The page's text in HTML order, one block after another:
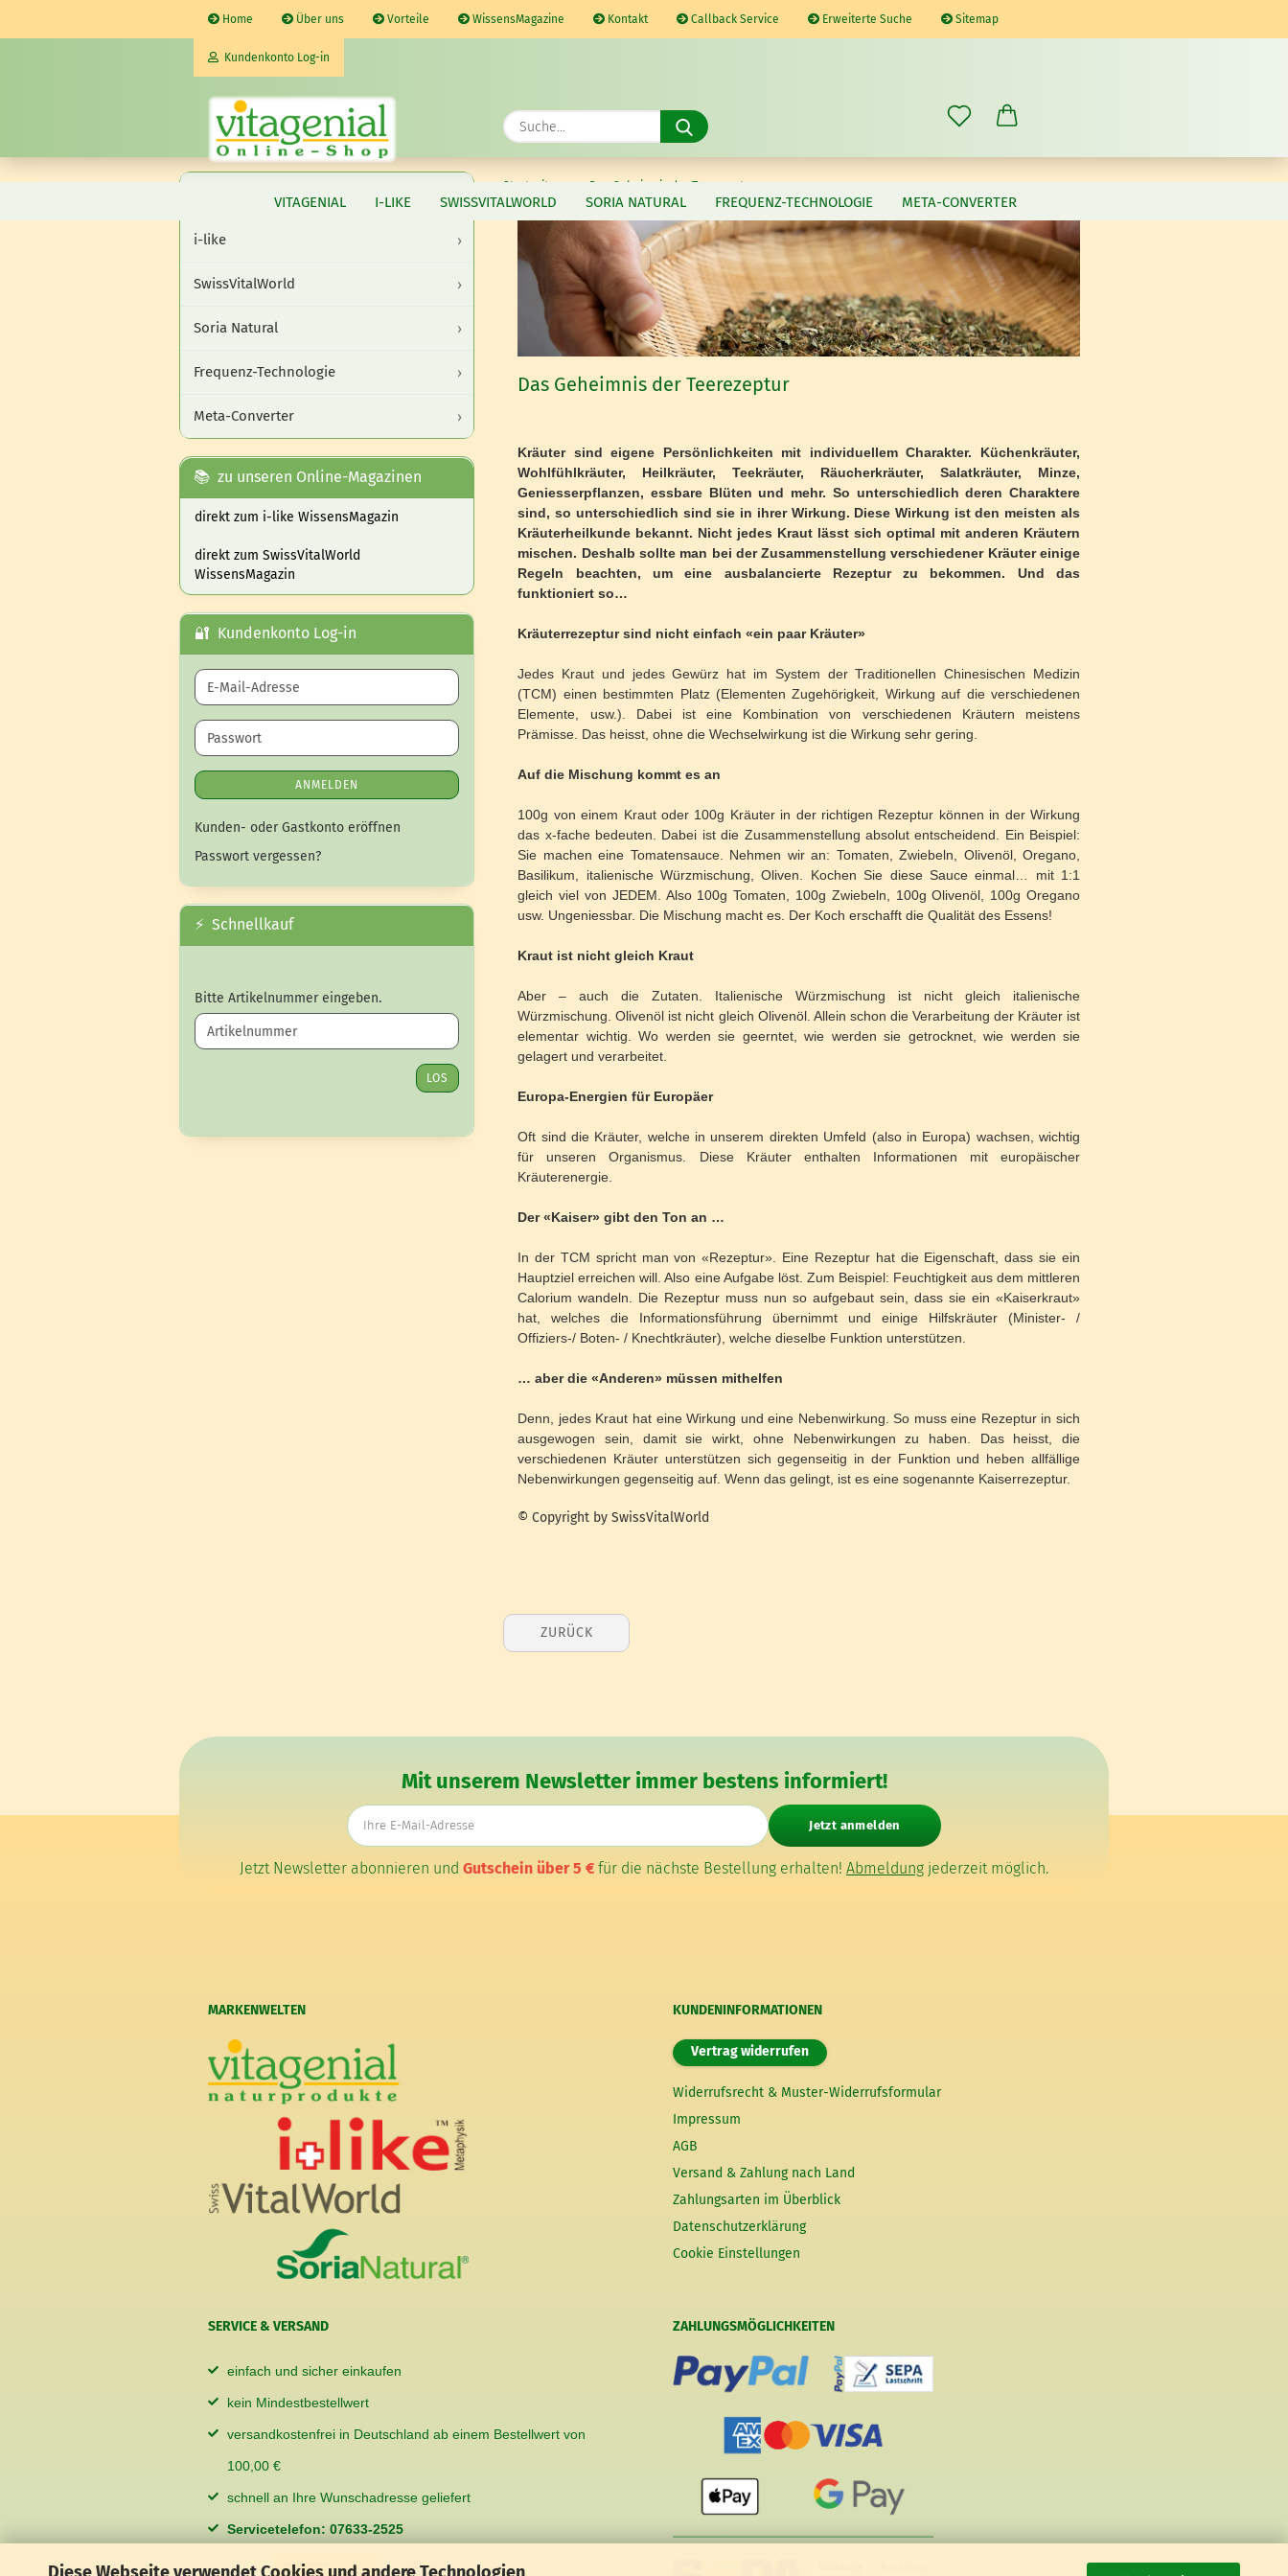
Diese Webseite verwendet Cookies und andere Technologien
Home Über uns Vorteile WissensMagazine Kontakt Callback Service Erweiterte Suche Sitemap
Kundenkonto Log-in
E-Mail
Kunden- oder Gastkonto eröffnen
Suche...
VITAGENIAL I-LIKE SWISSVITALWORLD SORIA NATURAL FREQUENZ-TECHNOLOGIE META-CONVERTER
Startseite » Das Geheimnis der Teerezeptur
Das Geheimnis der Teerezeptur
Kräuter sind eigene Persönlichkeiten mit individuellem Charakter. Küchenkräuter,
Wohlfühlkräuter, Heilkräuter, Teekräuter, Räucherkräuter, Salatkräuter, Minze,
Geniesserpflanzen, essbare Blüten und mehr. So unterschiedlich deren Charaktere
sind, so unterschiedlich sind sie in ihrer Wirkung. Diese Wirkung ist den meisten als
Kräuterheilkunde bekannt. Nicht jedes Kraut lässt sich optimal mit anderen Kräutern
mischen. Deshalb sollte man bei der Zusammenstellung verschiedener Kräuter einige
Regeln beachten, um eine ausbalancierte Rezeptur zu bekommen. Und das
funktioniert so…
Kräuterrezeptur sind nicht einfach «ein paar Kräuter»
Jedes Kraut und jedes Gewürz hat im System der Traditionellen Chinesischen Medizin
(TCM) einen bestimmten Platz (Elementen Zugehörigkeit, Wirkung auf die verschiedenen
Elemente, usw.). Dabei ist eine Kombination von verschiedenen Kräutern meistens
Prämisse. Das heisst, ohne die Wechselwirkung ist die Wirkung sehr gering.
Auf die Mischung kommt es an
100g von einem Kraut oder 100g Kräuter in der richtigen Rezeptur können in der Wirkung
das x-fache bedeuten. Dabei ist die Zusammenstellung absolut entscheidend. Ein Beispiel:
Sie machen eine Tomatensauce. Nehmen wir an: Tomaten, Zwiebeln, Olivenöl, Oregano,
Basilikum, italienische Würzmischung, Oliven. Kochen Sie diese Sauce einmal… mit 1:1
gleich viel von JEDEM. Also 100g Tomaten, 100g Zwiebeln, 100g Olivenöl, 100g Oregano
usw. Ungeniessbar. Die Mischung macht es. Der Koch erschafft die Qualität des Essens!
Kraut ist nicht gleich Kraut
Aber – auch die Zutaten. Italienische Würzmischung ist nicht gleich italienische
Würzmischung. Olivenöl ist nicht gleich Olivenöl. Allein schon die Verarbeitung der Kräuter ist
elementar wichtig. Wo werden sie geerntet, wie werden sie getrocknet, wie werden sie
gelagert und verarbeitet.
Europa-Energien für Europäer
Oft sind die Kräuter, welche in unserem direkten Umfeld (also in Europa) wachsen, wichtig
für unseren Organismus. Diese Kräuter enthalten Informationen mit europäischer
Kräuterenergie.
Der «Kaiser» gibt den Ton an …
In der TCM spricht man von «Rezeptur». Eine Rezeptur hat die Eigenschaft, dass sie ein
Hauptziel erreichen will. Also eine Aufgabe löst. Zum Beispiel: Feuchtigkeit aus dem mittleren
Calorium wandeln. Die Rezeptur muss nun so aufgebaut sein, dass sie ein «Kaiserkraut»
hat, welches die Informationsführung übernimmt und einige Hilfskräuter (Minister- /
Offiziers-/ Boten- / Knechtkräuter), welche dieselbe Funktion unterstützen.
… aber die «Anderen» müssen mithelfen
Denn, jedes Kraut hat eine Wirkung und eine Nebenwirkung. So muss eine Rezeptur in sich
ausgewogen sein, damit sie wirkt, ohne Nebenwirkungen zu haben. Das heisst, die
verschiedenen Kräuter unterstützen sich gegenseitig in der Funktion und heben allfällige
Nebenwirkungen gegenseitig auf. Wenn das gelingt, ist es eine sogenannte Kaiserrezeptur.
© Copyright by SwissVitalWorld
ZURÜCK
i-like
SwissVitalWorld
Soria Natural
Frequenz-Technologie
Meta-Converter
📚 zu unseren Online-Magazinen
direkt zum i-like WissensMagazin
direkt zum SwissVitalWorld
WissensMagazin
🔐 Kundenkonto Log-in
E-Mail-Adresse
Passwort
ANMELDEN
Kunden- oder Gastkonto eröffnen
Passwort vergessen?
⚡ Schnellkauf
BITTE ARTIKELNUMMER EINGEBEN.
Bitte Artikelnummer eingeben.
LOS
Mit unserem Newsletter immer bestens informiert!
Jetzt anmelden
Jetzt Newsletter abonnieren und Gutschein über 5 € für die nächste Bestellung erhalten! Abmeldung jederzeit möglich.
MARKENWELTEN KUNDENINFORMATIONEN
Vertrag widerrufen
Widerrufsrecht & Muster-Widerrufsformular
Impressum
AGB
Versand & Zahlung nach Land
Zahlungsarten im Überblick
Datenschutzerklärung
Cookie Einstellungen
SERVICE & VERSAND
einfach und sicher einkaufen
kein Mindestbestellwert
versandkostenfrei in Deutschland ab einem Bestellwert von
100,00 €
schnell an Ihre Wunschadresse geliefert
Servicetelefon: 07633-2525
ZAHLUNGSMÖGLICHKEITEN